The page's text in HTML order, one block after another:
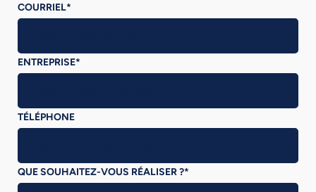
COURRIEL*
ENTREPRISE*
TÉLÉPHONE
QUE SOUHAITEZ-VOUS RÉALISER ?*